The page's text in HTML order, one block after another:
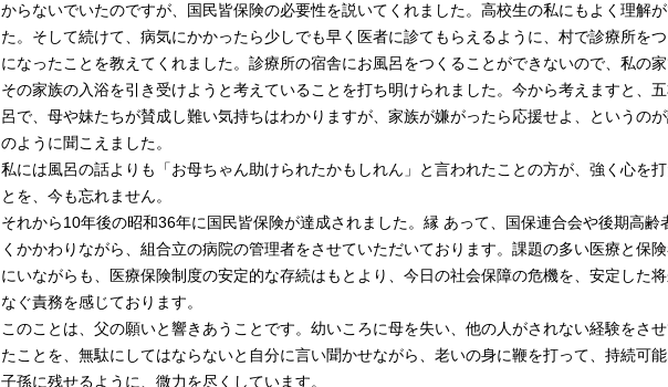
からないでいたのですが、国民皆保険の必要性を説いてくれました。高校生の私にもよく理解
た。そして続けて、病気にかかったら少しでも早く医者に診てもらえるように、村で診療所をつ
になったことを教えてくれました。診療所の宿舎にお風呂をつくることができないので、私の家
その家族の入浴を引き受けようと考えていることを打ち明けられました。今から考えますと、
呂で、母や妹たちが賛成し難い気持ちはわかりますが、家族が嫌がったら応援せよ、というの
のように聞こえました。
私には風呂の話よりも「お母ちゃん助けられたかもしれん」と言われたことの方が、強く心を打
とを、今も忘れません。
それから10年後の昭和36年に国民皆保険が達成されました。縁 あって、国保連合会や後期高齢
くかかわりながら、組合立の病院の管理者をさせていただいております。課題の多い医療と保
にいながらも、医療保険制度の安定的な存続はもとより、今日の社会保障の危機を、安定した
なぐ責務を感じております。
このことは、父の願いと響きあうことです。幼いころに母を失い、他の人がされない経験をさ
たことを、無駄にしてはならないと自分に言い聞かせながら、老いの身に鞭を打って、持続可
子孫に残せるように、微力を尽くしています。